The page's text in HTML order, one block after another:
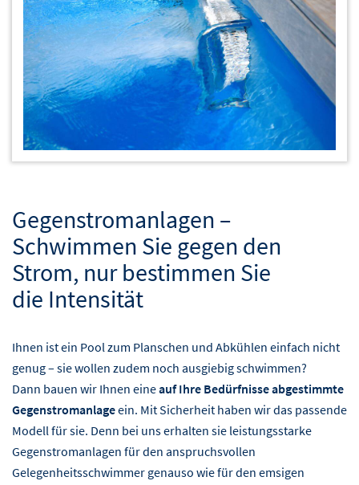
Gegenstromanlagen –
Schwimmen Sie gegen den
Strom, nur bestimmen Sie
die Intensität
Ihnen ist ein Pool zum Planschen und Abkühlen einfach nicht
genug – sie wollen zudem noch ausgiebig schwimmen?
Dann bauen wir Ihnen eineauf Ihre Bedürfnisse abgestimmte
Gegenstromanlageein. Mit Sicherheit haben wir das passende
Modell für sie. Denn bei uns erhalten sie leistungsstarke
Gegenstromanlagen für den anspruchsvollen
Gelegenheitsschwimmer genauso wie für den emsigen